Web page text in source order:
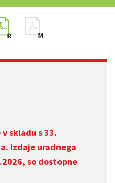
skladu s 33.
Izdaje uradnega
so dostopne